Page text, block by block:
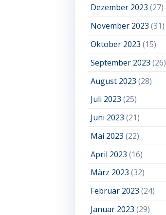
Dezember 2023 (27)
November 2023 (31)
Oktober 2023 (15)
September 2023 (26)
August 2023 (28)
Juli 2023 (25)
Juni 2023 (21)
Mai 2023 (22)
April 2023 (16)
März 2023 (32)
Februar 2023 (24)
Januar 2023 (29)